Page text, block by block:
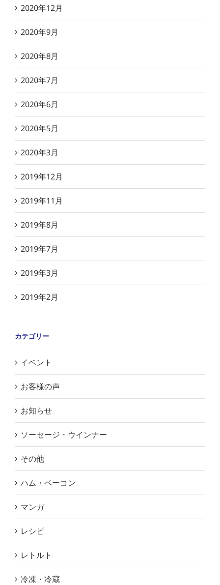
2020年12月
2020年9月
2020年8月
2020年7月
2020年6月
2020年5月
2020年3月
2019年12月
2019年11月
2019年8月
2019年7月
2019年3月
2019年2月
カテゴリー
イベント
お客様の声
お知らせ
ソーセージ・ウインナー
その他
ハム・ベーコン
マンガ
レシピ
レトルト
冷凍・冷蔵